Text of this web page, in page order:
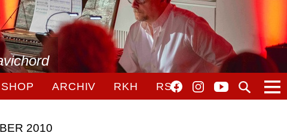
SHOP ARCHIV RKH RSO
2010